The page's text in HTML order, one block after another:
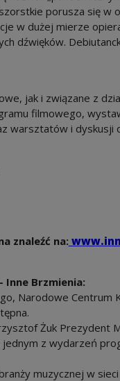
porusza się w
w dużej mierze
dźwięków.
jak i związane z
filmowego,
warsztatów i
znaleźć na:
Brzmienia:
Narodowe Centrum
Żuk Prezydent
z wydarzeń
muzycznej w